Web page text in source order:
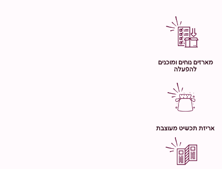
מארזים נוחים ומוכנים
להפעלה
אריזת תכשיט מעוצבת